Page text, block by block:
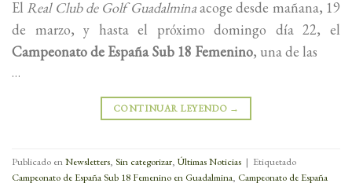
El Real Club de Golf Guadalminaacoge desde mañana, 19
de marzo, y hasta el próximo domingo día 22, el
Campeonato de España Sub 18 Femenino, una de las
…
CONTINUAR LEYENDO →
Publicado enNewsletters, Sin categorizar, Últimas Noticias | Etiquetado
Campeonato de España Sub 18 Femenino en Guadalmina, Campeonato de España